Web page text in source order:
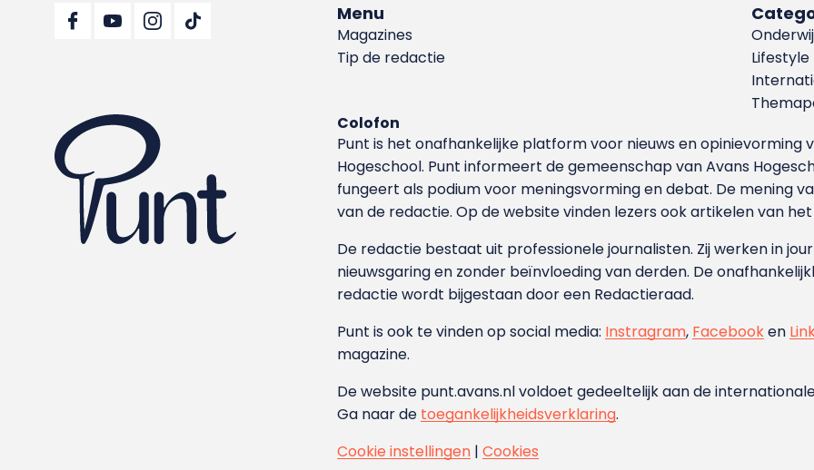
Menu
Magazines
Tip de redactie
Lifestyle
Colofon
Punt is het onafhankelijke platform voor nieuws en
Hoge­school. Punt informeert de gemeenschap van Avans
fungeert als podium voor meningsvorming en debat. De mening
van de redactie. Op de website vinden lezers ook artikelen van
De redactie bestaat uit professionele journalisten. Zij werken in
nieuwsgaring en zonder beïnvloeding van derden. De
redactie wordt bijgestaan door een Redactieraad.
Punt is ook te vinden op social media: Instragram, Facebooken
magazine.
De website punt.avans.nl voldoet gedeeltelijk aan de
Ga naar de toegankelijkheidsverklaring.
Cookie instellingen |Cookies